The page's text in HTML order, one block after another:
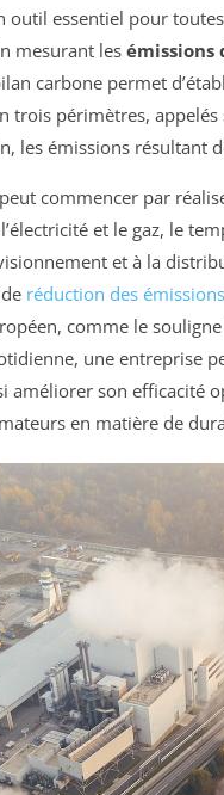
outil essentiel pour
mesurant lesémissions
carbone permet
trois périmètres,
les émissions résultant
commencer par
et le gaz, le
et à la
réduction des émissions
comme le
une entreprise
améliorer son efficacité
en matière de